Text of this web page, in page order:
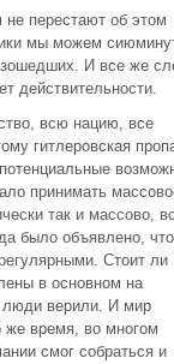
перестают об этом
мы можем
И все же
действительности.
всю нацию, все
гитлеровская
принимать
так и массово,
было объявлено, что
Стоит ли
в основном на
люди верили. И мир
же время, во многом
смог собраться и